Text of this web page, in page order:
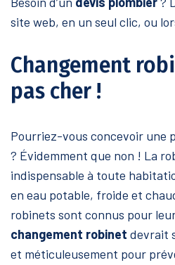
site web, en un seul clic, ou
Changement
pas cher !
Pourriez-vous concevoir une
? Évidemment que non ! La
indispensable à toute
en eau potable, froide et
robinets sont connus pour
changement robinet devrait
et méticuleusement pour